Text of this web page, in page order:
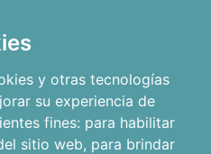
y otras tecnologías
su experiencia de
fines: para habilitar
sitio web, para brindar